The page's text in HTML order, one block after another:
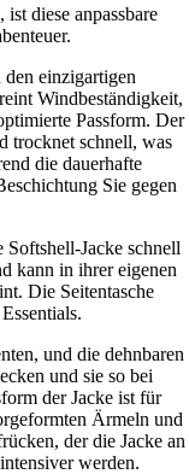
diese anpassbare
einzigartigen
Windbeständigkeit,
Passform. Der
trocknet schnell, was
die dauerhafte
Sie gegen
Jacke schnell
kann in ihrer eigenen
Die Seitentasche
und die dehnbaren
und sie so bei
der Jacke ist für
Ärmeln und
der die Jacke an
werden.